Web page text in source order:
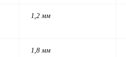
1,2 мм
1,8 мм